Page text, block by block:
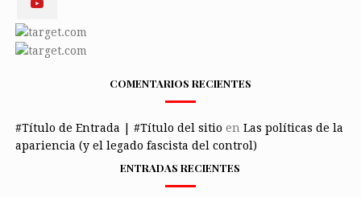
COMENTARIOS RECIENTES
#Título de Entrada | #Título del sitio en Las políticas de la
apariencia (y el legado fascista del control)
ENTRADAS RECIENTES